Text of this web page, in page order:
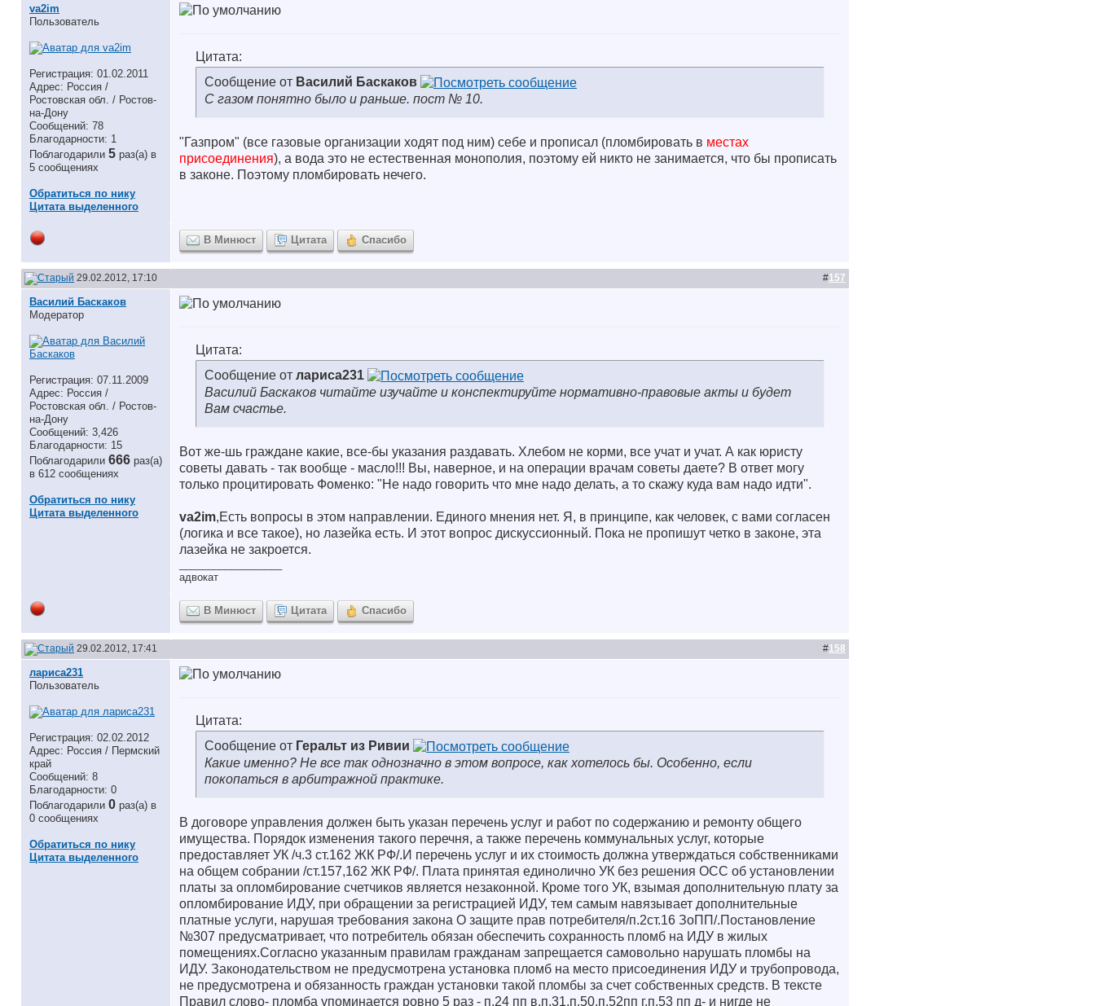
va2im
Пользователь
Регистрация: 01.02.2011
Адрес: Россия /
Ростовская обл. / Ростов-
на-Дону
Сообщений: 78
Благодарности: 1
Поблагодарили 5 раз(а) в
5 сообщениях
Обратиться по нику
Цитата выделенного
Цитата:
Сообщение от Василий Баскаков
С газом понятно было и раньше. пост № 10.
"Газпром" (все газовые организации ходят под ним) себе и прописал (пломбировать в местах
присоединения), а вода это не естественная монополия, поэтому ей никто не занимается, что бы прописать
в законе. Поэтому пломбировать нечего.
В Минюст Цитата Спасибо
29.02.2012, 17:10 #157
Василий Баскаков
Модератор
Регистрация: 07.11.2009
Адрес: Россия /
Ростовская обл. / Ростов-
на-Дону
Сообщений: 3,426
Благодарности: 15
Поблагодарили 666 раз(а)
в 612 сообщениях
Обратиться по нику
Цитата выделенного
Цитата:
Сообщение от лариса231
Василий Баскаков читайте изучайте и конспектируйте нормативно-правовые акты и будет
Вам счастье.
Вот же-шь граждане какие, все-бы указания раздавать. Хлебом не корми, все учат и учат. А как юристу
советы давать - так вообще - масло!!! Вы, наверное, и на операции врачам советы даете? В ответ могу
только процитировать Фоменко: "Не надо говорить что мне надо делать, а то скажу куда вам надо идти".
va2im,Есть вопросы в этом направлении. Единого мнения нет. Я, в принципе, как человек, с вами согласен
(логика и все такое), но лазейка есть. И этот вопрос дискуссионный. Пока не пропишут четко в законе, эта
лазейка не закроется.
адвокат
В Минюст Цитата Спасибо
29.02.2012, 17:41 #158
лариса231
Пользователь
Регистрация: 02.02.2012
Адрес: Россия / Пермский
край
Сообщений: 8
Благодарности: 0
Поблагодарили 0 раз(а) в
0 сообщениях
Обратиться по нику
Цитата выделенного
Цитата:
Сообщение от Геральт из Ривии
Какие именно? Не все так однозначно в этом вопросе, как хотелось бы. Особенно, если
покопаться в арбитражной практике.
В договоре управления должен быть указан перечень услуг и работ по содержанию и ремонту общего
имущества. Порядок изменения такого перечня, а также перечень коммунальных услуг, которые
предоставляет УК /ч.3 ст.162 ЖК РФ/.И перечень услуг и их стоимость должна утверждаться собственниками
на общем собрании /ст.157,162 ЖК РФ/. Плата принятая единолично УК без решения ОСС об установлении
платы за опломбирование счетчиков является незаконной. Кроме того УК, взымая дополнительную плату за
опломбирование ИДУ, при обращении за регистрацией ИДУ, тем самым навязывает дополнительные
платные услуги, нарушая требования закона О защите прав потребителя/п.2ст.16 ЗоПП/.Постановление
№307 предусматривает, что потребитель обязан обеспечить сохранность пломб на ИДУ в жилых
помещениях.Согласно указанным правилам гражданам запрещается самовольно нарушать пломбы на
ИДУ. Законодательством не предусмотрена установка пломб на место присоединения ИДУ и трубопровода,
не предусмотрена и обязанность граждан установки такой пломбы за счет собственных средств. В тексте
Правил слово- пломба упоминается ровно 5 раз - п.24 пп в,п.31,п.50,п.52пп г,п.53 пп д- и нигде не